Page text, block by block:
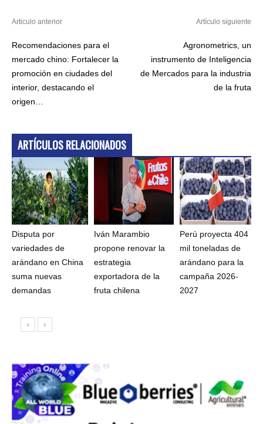
Articulo anterior
Recomendaciones para el
mercado chino: Fortalecer la
promoción en ciudades del
interior, destacando el
origen…
Artículo siguiente
Agronometrics, un
instrumento de Inteligencia
de Mercados para la industria
de la fruta
ARTÍCULOS RELACIONADOS
Disputa por
variedades de
arándano en China
suma nuevas
demandas
Iván Marambio
propone renovar la
estrategia
exportadora de la
fruta chilena
Perú proyecta 404
mil toneladas de
arándano para la
campaña 2026-
2027